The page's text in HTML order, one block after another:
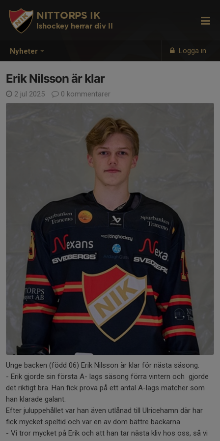
Nyheter Logga in
NITTORPS IK
Ishockey herrar div II
Erik Nilsson är klar
2 jul 2025 0 kommentarer
Unge backen (född 06) Erik Nilsson är klar för nästa säsong.
- Erik gjorde sin första A- lags säsong förra vintern och gjorde
det riktigt bra. Han fick prova på ett antal A-lags matcher som
han klarade galant.
Efter juluppehållet var han även utlånad till Ulricehamn där har
fick mycket speltid och var en av dom bättre backarna.
- Vi tror mycket på Erik och att han tar nästa kliv hos oss, så vi